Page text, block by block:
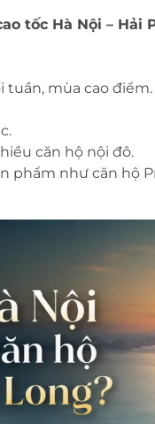
tốc Hà Nội – Hải
tuần, mùa cao điểm.
căn hộ nội đô.
phẩm như căn hộ